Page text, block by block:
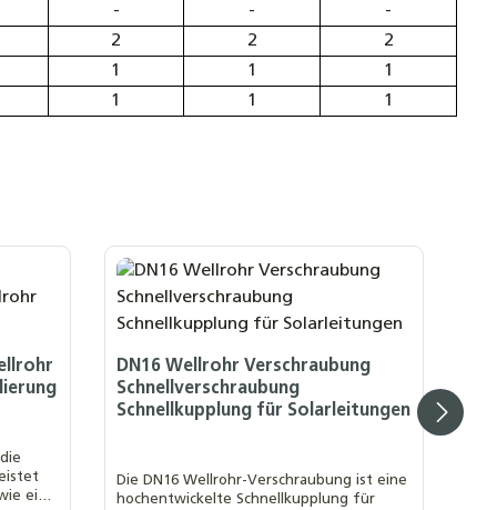
- -
-
2 2
2
1 1
1
1 1 1
eine
DN16 Wellrohr Verschraubung
Schnellverschraubung
Schnellkupplung für Solarleitungen
Die DN16 Wellrohr-Verschraubung ist eine
hochentwickelte Schnellkupplung für